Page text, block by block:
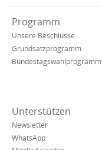
sozialen
Netzwerken
Verkürzte
Navigation
Programm
Unsere Beschlüsse
Grundsatzprogramm
Bundestagswahlprogramm
Unterstützen
Newsletter
WhatsApp